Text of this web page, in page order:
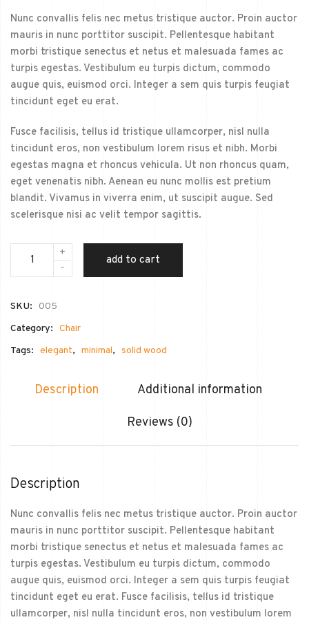
Nunc convallis felis nec metus tristique auctor. Proin auctor
mauris in nunc porttitor suscipit. Pellentesque habitant
morbi tristique senectus et netus et malesuada fames ac
turpis egestas. Vestibulum eu turpis dictum, commodo
augue quis, euismod orci. Integer a sem quis turpis feugiat
tincidunt eget eu erat.
Fusce facilisis, tellus id tristique ullamcorper, nisl nulla
tincidunt eros, non vestibulum lorem risus et nibh. Morbi
egestas magna et rhoncus vehicula. Ut non rhoncus quam,
eget venenatis nibh. Aenean eu nunc mollis est pretium
blandit. Vivamus in viverra enim, ut suscipit augue. Sed
scelerisque nisi ac velit tempor sagittis.
+
-
add to cart
SKU:
005
Category: Chair
Tags: elegant, minimal, solid wood
Description Additional information
Reviews (0)
Description
Nunc convallis felis nec metus tristique auctor. Proin auctor
mauris in nunc porttitor suscipit. Pellentesque habitant
morbi tristique senectus et netus et malesuada fames ac
turpis egestas. Vestibulum eu turpis dictum, commodo
augue quis, euismod orci. Integer a sem quis turpis feugiat
tincidunt eget eu erat. Fusce facilisis, tellus id tristique
ullamcorper, nisl nulla tincidunt eros, non vestibulum lorem